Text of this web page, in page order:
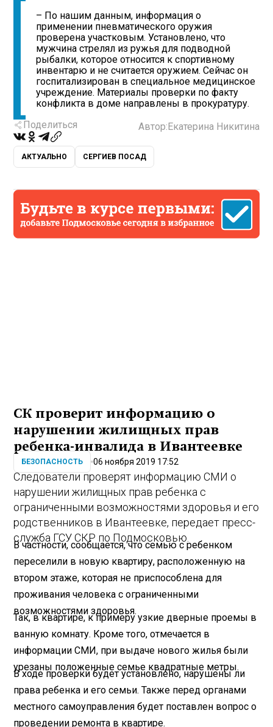
– По нашим данным, информация о
применении пневматического оружия
проверена участковым. Установлено, что
мужчина стрелял из ружья для подводной
рыбалки, которое относится к спортивному
инвентарю и не считается оружием. Сейчас он
госпитализирован в специальное медицинское
учреждение. Материалы проверки по факту
конфликта в доме направлены в прокуратуру.
Поделиться
Автор:Екатерина Никитина
АКТУАЛЬНО СЕРГИЕВ ПОСАД
СК проверит информацию о
нарушении жилищных прав
ребенка-инвалида в Ивантеевке
БЕЗОПАСНОСТЬ 06 ноября 2019 17:52
Следователи проверят информацию СМИ о
нарушении жилищных прав ребенка с
ограниченными возможностями здоровья и его
родственников в Ивантеевке, передает пресс-
служба ГСУ СКР по Подмосковью.
В частности, сообщается, что семью с ребенком
переселили в новую квартиру, расположенную на
втором этаже, которая не приспособлена для
проживания человека с ограниченными
возможностями здоровья.
Так, в квартире, к примеру узкие дверные проемы в
ванную комнату. Кроме того, отмечается в
информации СМИ, при выдаче нового жилья были
урезаны положенные семье квадратные метры.
В ходе проверки будет установлено, нарушены ли
права ребенка и его семьи. Также перед органами
местного самоуправления будет поставлен вопрос о
проведении ремонта в квартире.